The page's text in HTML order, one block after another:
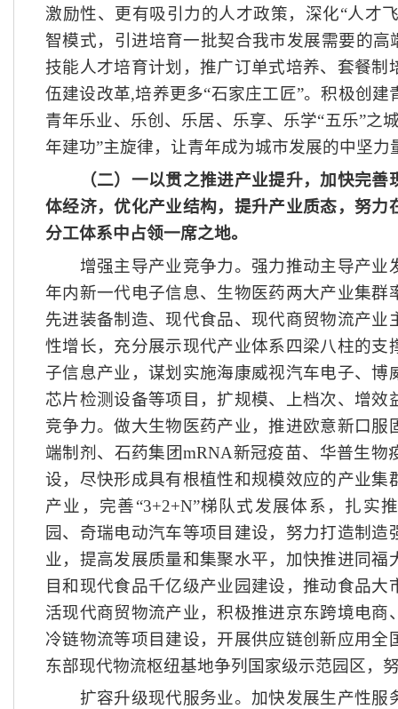
激励性、更有吸引力的人才政策，深化“人才
智模式，引进培育一批契合我市发展需要的高
技能人才培育计划，推广订单式培养、套餐制
伍建设改革,培养更多“石家庄工匠”。积极创建
青年乐业、乐创、乐居、乐享、乐学“五乐”之
年建功”主旋律，让青年成为城市发展的中坚力
（二）一以贯之推进产业提升，加快完
体经济，优化产业结构，提升产业质态，努力
分工体系中占领一席之地。
增强主导产业竞争力。强力推动主导产业
年内新一代电子信息、生物医药两大产业集群
先进装备制造、现代食品、现代商贸物流产业
性增长，充分展示现代产业体系四梁八柱的支
子信息产业，谋划实施海康威视汽车电子、博
芯片检测设备等项目，扩规模、上档次、增效
竞争力。做大生物医药产业，推进欧意新口服
端制剂、石药集团mRNA新冠疫苗、华普生物
设，尽快形成具有根植性和规模效应的产业集
产业，完善“3+2+N”梯队式发展体系，扎实
园、奇瑞电动汽车等项目建设，努力打造制造
业，提高发展质量和集聚水平，加快推进同福
目和现代食品千亿级产业园建设，推动食品大
活现代商贸物流产业，积极推进京东跨境电商
冷链物流等项目建设，开展供应链创新应用全
东部现代物流枢纽基地争列国家级示范园区，
扩容升级现代服务业。加快发展生产性服